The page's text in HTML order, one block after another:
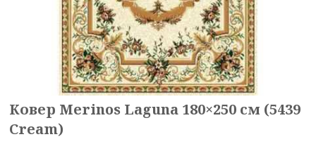
Ковер Merinos Laguna 180×250 см (5439
Cream)